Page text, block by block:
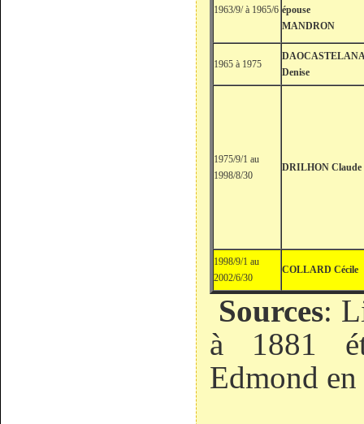
1963/9/ à 1965/6 épouse
MANDRON
1965 à 1975
DAOCASTELANA
Denise
1975/9/1 au
1998/8/30
DRILHON Claude
1998/9/1 au
2002/6/30
COLLARD Cécile
Sources:
à 1881
Edmond